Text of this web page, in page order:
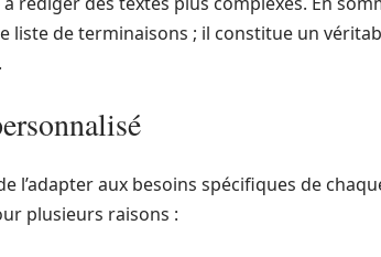
liste de terminaisons ; il constitue un
l’adapter aux besoins spécifiques de
plusieurs raisons :